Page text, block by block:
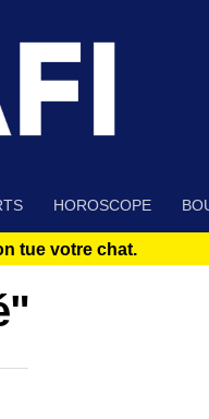
HOROSCOPE
tue votre chat.